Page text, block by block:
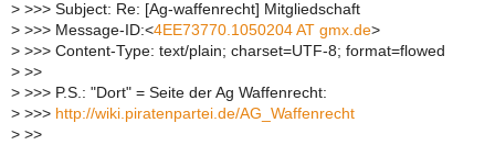
> >>> Subject: Re: [Ag-waffenrecht] Mitgliedschaft
> >>> Message-ID:<4EE73770.1050204 AT gmx.de>
> >>> Content-Type: text/plain; charset=UTF-8; format=flowed
> >>
> >>> P.S.: "Dort" = Seite der Ag Waffenrecht:
> >>> http://wiki.piratenpartei.de/AG_Waffenrecht
> >>